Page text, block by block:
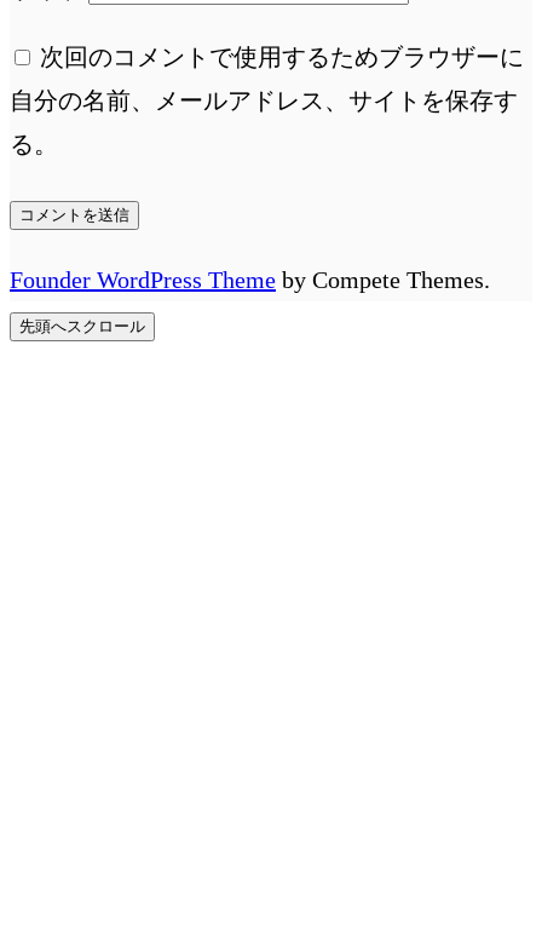
次回のコメントで使用するためブラウザーに
自分の名前、メールアドレス、サイトを保存す
る。
Founder WordPress Theme by Compete Themes.
先頭へスクロール